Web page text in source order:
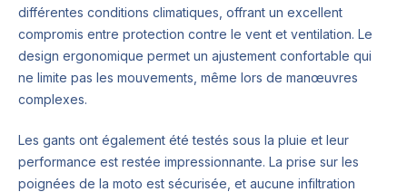
différentes conditions climatiques, offrant un excellent
compromis entre protection contre le vent et ventilation. Le
design ergonomique permet un ajustement confortable qui
ne limite pas les mouvements, même lors de manœuvres
complexes.
Les gants ont également été testés sous la pluie et leur
performance est restée impressionnante. La prise sur les
poignées de la moto est sécurisée, et aucune infiltration